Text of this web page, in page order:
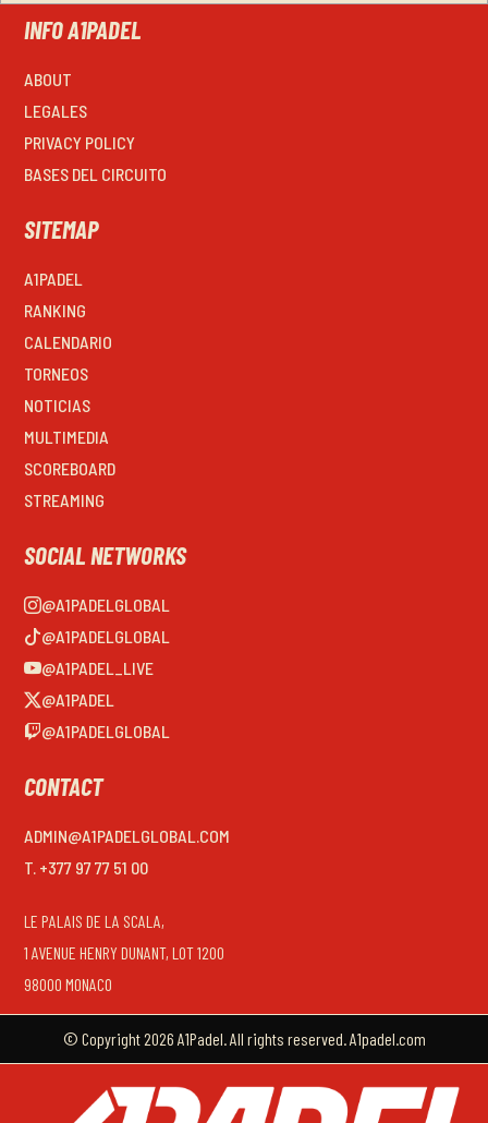
INFO A1PADEL
ABOUT
LEGALES
PRIVACY POLICY
BASES DEL CIRCUITO
SITEMAP
A1PADEL
RANKING
CALENDARIO
TORNEOS
NOTICIAS
MULTIMEDIA
SCOREBOARD
STREAMING
SOCIAL NETWORKS
@A1PADELGLOBAL
@A1PADELGLOBAL
@A1PADEL_LIVE
@A1PADEL
@A1PADELGLOBAL
CONTACT
ADMIN@A1PADELGLOBAL.COM
T. +377 97 77 51 00
LE PALAIS DE LA SCALA,
1 AVENUE HENRY DUNANT, LOT 1200
98000 MONACO
© Copyright 2026 A1Padel. All rights reserved. A1padel.com